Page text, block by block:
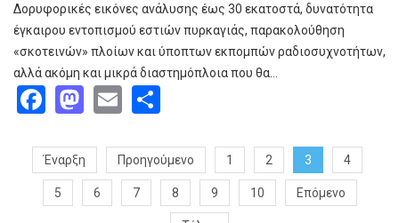
Δορυφορικές εικόνες ανάλυσης έως 30 εκατοστά, δυνατότητα
έγκαιρου εντοπισμού εστιών πυρκαγιάς, παρακολούθηση
«σκοτεινών» πλοίων και ύποπτων εκπομπών ραδιοσυχνοτήτων,
αλλά ακόμη και μικρά διαστημόπλοια που θα…
Facebook
Mastodon
Email
Έναρξη Προηγούμενο 1 2 3 4
5 6 7 8 9 10 Επόμενο